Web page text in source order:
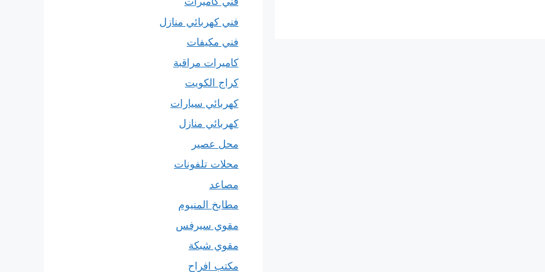
فني كهربائي منازل
فني مكيفات
كاميرات مراقبة
كراج الكويت
كهربائي سيارات
كهربائي منازل
محل عصير
محلات تلفونات
مصاعد
مطابخ المنيوم
مقوي سيرفس
مقوي شبكة
مكتب افراح